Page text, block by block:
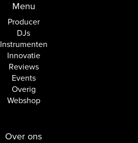
Menu
Producer
DJs
Instrumenten
Innovatie
Reviews
Events
Overig
Webshop
Over ons